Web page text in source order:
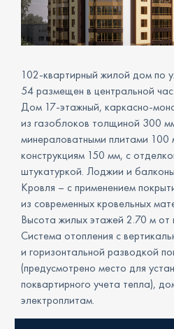
102-квартирный жилой дом по
54 размещен в центральной
Дом 17-этажный, каркасно-
из газоблоков толщиной 300
минераловатными плитами
конструкциям 150 мм, с
штукатуркой. Лоджии и
Кровля – с применением
из современных кровельных
Высота жилых этажей 2.70 м от
Система отопления с
и горизонтальной разводкой
(предусмотрено место для
поквартирного учета тепла),
электроплитам.